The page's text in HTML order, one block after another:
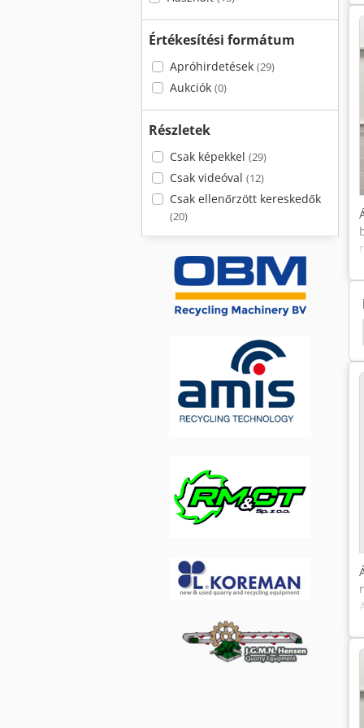
Értékesítési formátum
Apróhirdetések (29)
Aukciók (0)
Részletek
Csak képekkel (29)
Csak videóval (12)
Csak ellenőrzött kereskedők
(20)